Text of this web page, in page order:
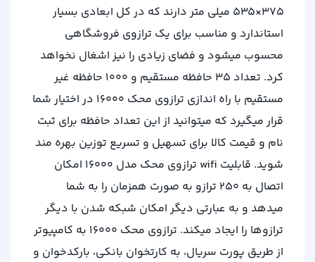
375×535 میلی متر دارند که در کل ابعادی بسیار
استاندارد و مناسب برای یک ترازوی فروشگاهی
محسوب میشود و فضای زیادی را نیز اشغال نخواهد
کرد. تعداد 35 حافظه مستقیم و 1000 حافظه غیر
مستقیم با راه اندازی ترازوی محک 16000 در اختیار شما
قرار میگیرد که میتوانید از این تعداد حافظه برای ثبت
نام و قیمت کالا برای تسهیل و تسریع توزین بهره مند
شوید. قابلیت wifi ترازوی محک مدل 16000 امکان
اتصال به 250 ترازو به صورت همزمان را به شما
میدهد و به عبارتی دیگر امکان شبکه شدن با دیگر
ترازوها را ایجاد میکند. ترازوی محک 16000 به کامپیوتر
از طریق پورت سریال، به کارتخوان بانکی، بارکدخوان و